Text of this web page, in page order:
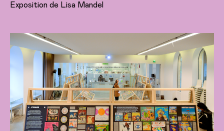
Exposition de Lisa Mandel